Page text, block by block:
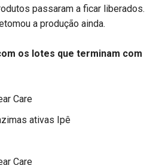
passaram a ficar liberados.
a produção ainda.
os lotes que terminam com
Care
ativas Ipê
Care